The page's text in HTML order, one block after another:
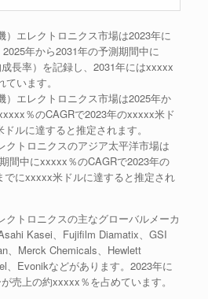
）エレクトロニクス市場は2023年に
年から2031年の予測期間中に
長率）を記録し、2031年にはxxxxx
います。
）エレクトロニクス市場は2025年か
％のCAGRで2023年のxxxxx米ド
ルに達すると推定されます。
クトロニクスのアジア太平洋市場は
間中にxxxxx％のCAGRで2023年の
にxxxxx米ドルに達すると推定され
クトロニクスの主なグローバルメーカ
Kasei、Fujifilm Diamatix、GSI
、Merck Chemicals、Hewlett
、Evonikなどがあります。2023年に
売上の約xxxxx％を占めています。